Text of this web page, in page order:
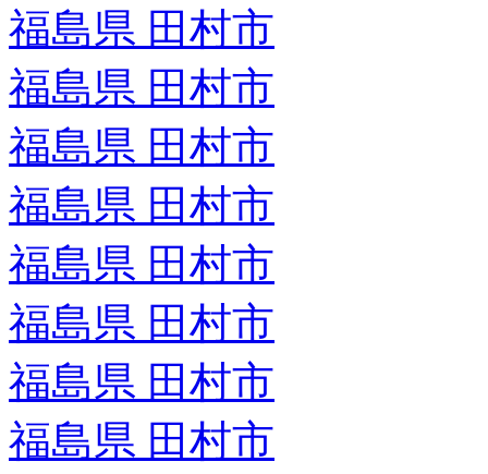
福島県 田村市
福島県 田村市
福島県 田村市
福島県 田村市
福島県 田村市
福島県 田村市
福島県 田村市
福島県 田村市